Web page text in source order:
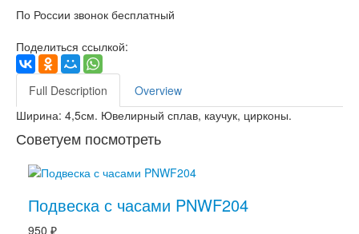
По России звонок бесплатный
Поделиться ссылкой:
Full Description
Overview
Ширина: 4,5см. Ювелирный сплав, каучук, цирконы.
Советуем посмотреть
Подвеска с часами PNWF204
950 ₽